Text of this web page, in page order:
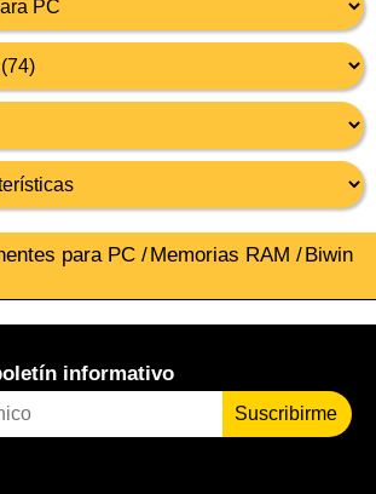
para PC /Memorias RAM /Biwin
informativo
Suscribirme